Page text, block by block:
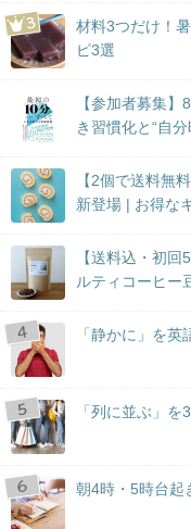
材料3つだけ！
ピ3選
【参加者募集
き習慣化と“自
【2個で送料無
新登場 | お得な
【送料込・初
ルティコーヒー
「静かに」を英
「列に並ぶ」
朝4時・5時台起